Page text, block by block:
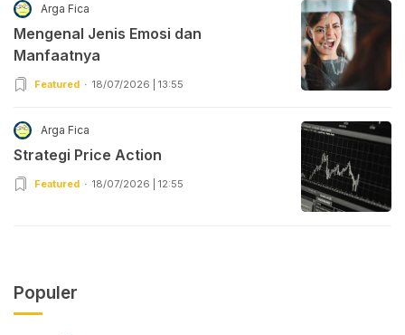
Arga Fica
Mengenal Jenis Emosi dan
Manfaatnya
Featured 18/07/2026 | 13:55
Arga Fica
Strategi Price Action
Featured 18/07/2026 | 12:55
Populer